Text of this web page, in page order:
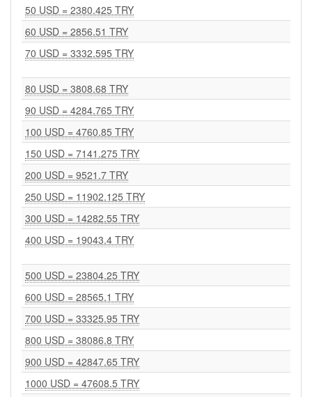
50 USD = 2380.425 TRY
60 USD = 2856.51 TRY
70 USD = 3332.595 TRY
80 USD = 3808.68 TRY
90 USD = 4284.765 TRY
100 USD = 4760.85 TRY
150 USD = 7141.275 TRY
200 USD = 9521.7 TRY
250 USD = 11902.125 TRY
300 USD = 14282.55 TRY
400 USD = 19043.4 TRY
500 USD = 23804.25 TRY
600 USD = 28565.1 TRY
700 USD = 33325.95 TRY
800 USD = 38086.8 TRY
900 USD = 42847.65 TRY
1000 USD = 47608.5 TRY